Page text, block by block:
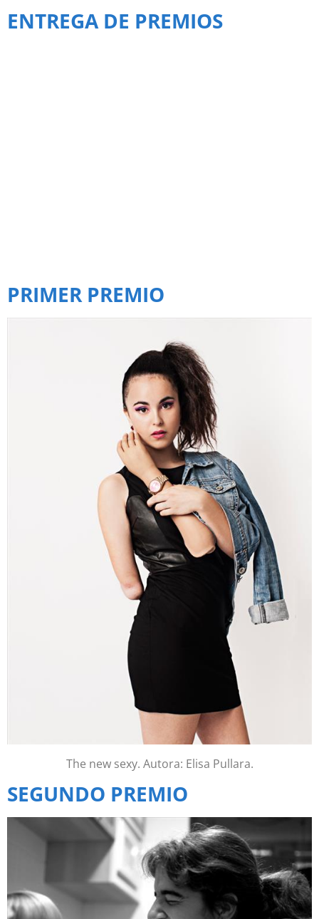
ENTREGA DE PREMIOS
PRIMER PREMIO
The new sexy. Autora: Elisa Pullara.
SEGUNDO PREMIO